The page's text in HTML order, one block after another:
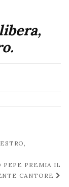
PEPE PREMIA IL
CANTORE